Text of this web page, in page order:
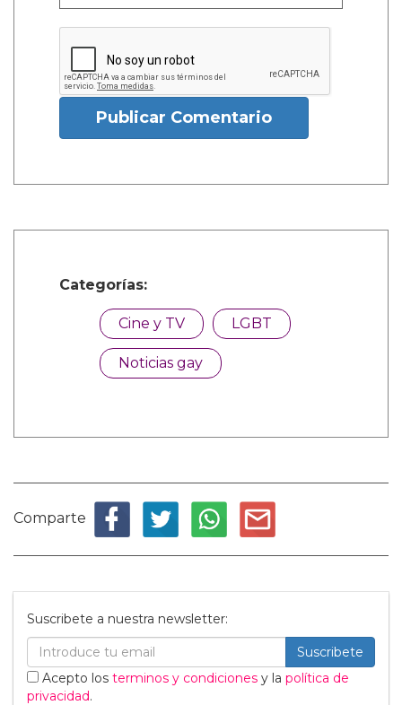
Publicar Comentario
Categorías:
Cine y TV LGBT
Noticias gay
Comparte
Suscribete a nuestra newsletter:
Suscribete
Acepto los terminos y condiciones y la política de
privacidad.